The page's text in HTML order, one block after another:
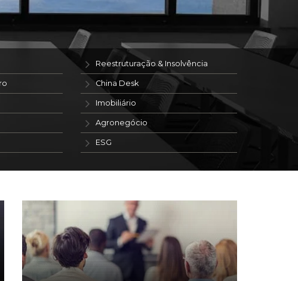
Reestruturação & Insolvência
China Desk
Imobiliário
Agronegócio
ESG